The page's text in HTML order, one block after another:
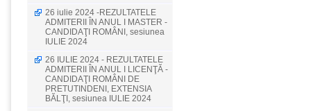
26 iulie 2024 -REZULTATELE
ADMITERII ÎN ANUL I MASTER -
CANDIDAŢI ROMÂNI, sesiunea
IULIE 2024
26 IULIE 2024 - REZULTATELE
ADMITERII ÎN ANUL I LICENŢĂ -
CANDIDAŢI ROMÂNI DE
PRETUTINDENI, EXTENSIA
BĂLŢI, sesiunea IULIE 2024